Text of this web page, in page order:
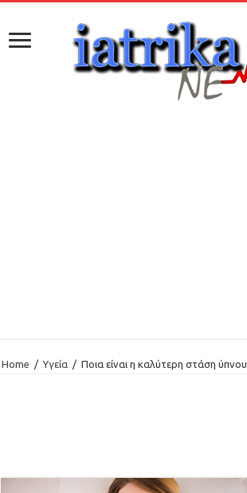
Home / Υγεία / Ποια είναι η καλύτερη στάση ύπνου